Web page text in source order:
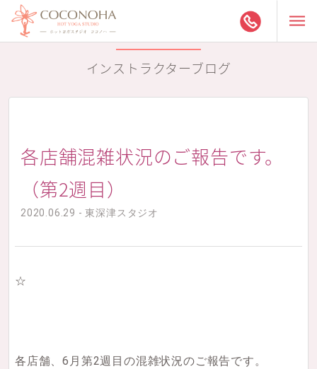
インストラクターブログ
各店舗混雑状況のご報告です。
（第2週目）
2020.06.29 - 東深津スタジオ
☆
各店舗、6月第2週目の混雑状況のご報告です。